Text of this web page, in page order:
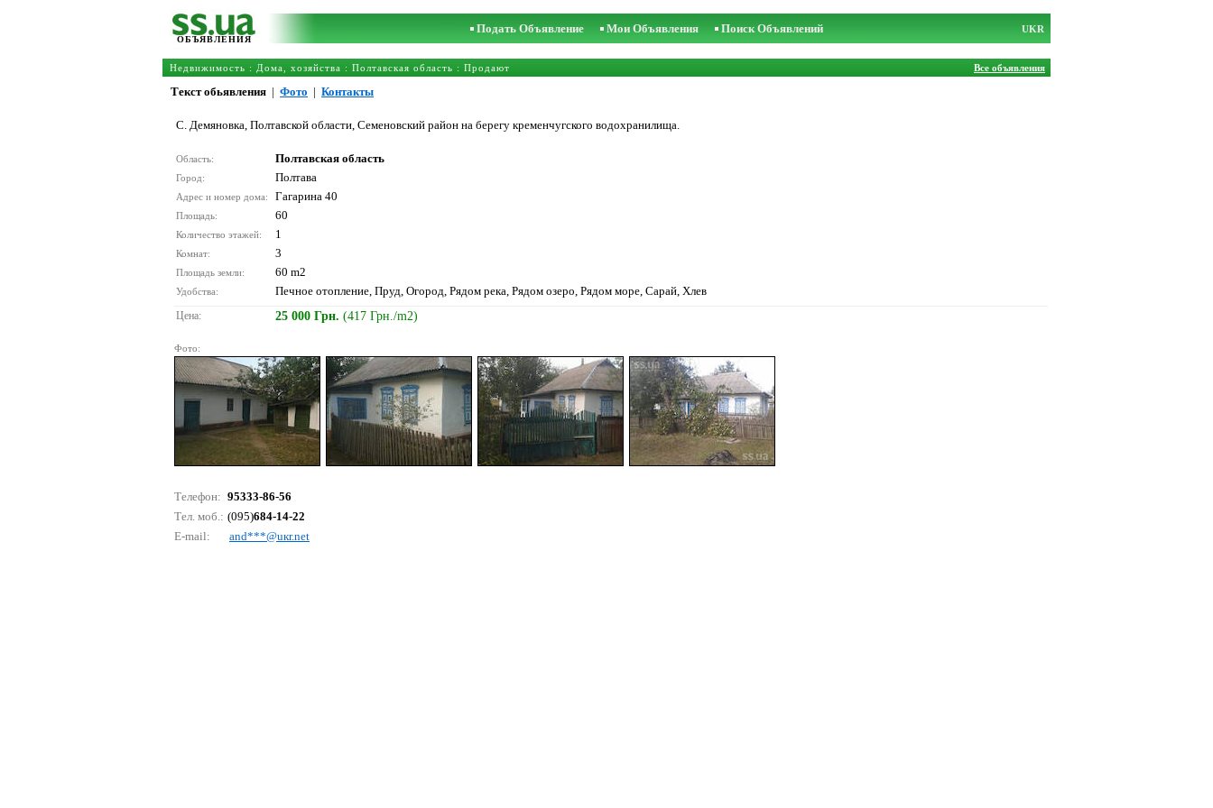
ОБЪЯВЛЕНИЯ
Подать Объявление Мои Объявления Поиск Объявлений UKR
Недвижимость : Дома, хозяйства : Полтавская область : Продают Все объявления
Текст обьявления | Фото | Контакты
С. Демяновка, Полтавской области, Семеновский район на берегу кременчугского водохранилища.
Область: Полтавская область
Город: Полтава
Адрес и номер дома: Гагарина 40
Площадь: 60
Количество этажей: 1
Комнат: 3
Площадь земли: 60 m2
Удобства: Печное отопление, Пруд, Огород, Рядом река, Рядом озеро, Рядом море, Сарай, Хлев
Цена: 25 000 Грн. (417 Грн./m2)
Фото:
Телефон: 95333-86-56
Тел. моб.: (095)684-14-22
E-mail:
аnd***@uкr.nеt